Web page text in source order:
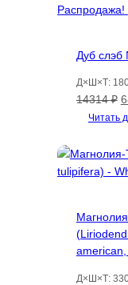
Распродажа!
Дуб
Д×Ш×Т:
14314₽
Читать
Д×Ш×Т: